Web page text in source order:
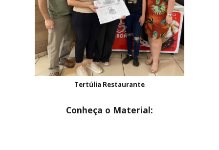
Tertúlia Restaurante
Conheça o Material: